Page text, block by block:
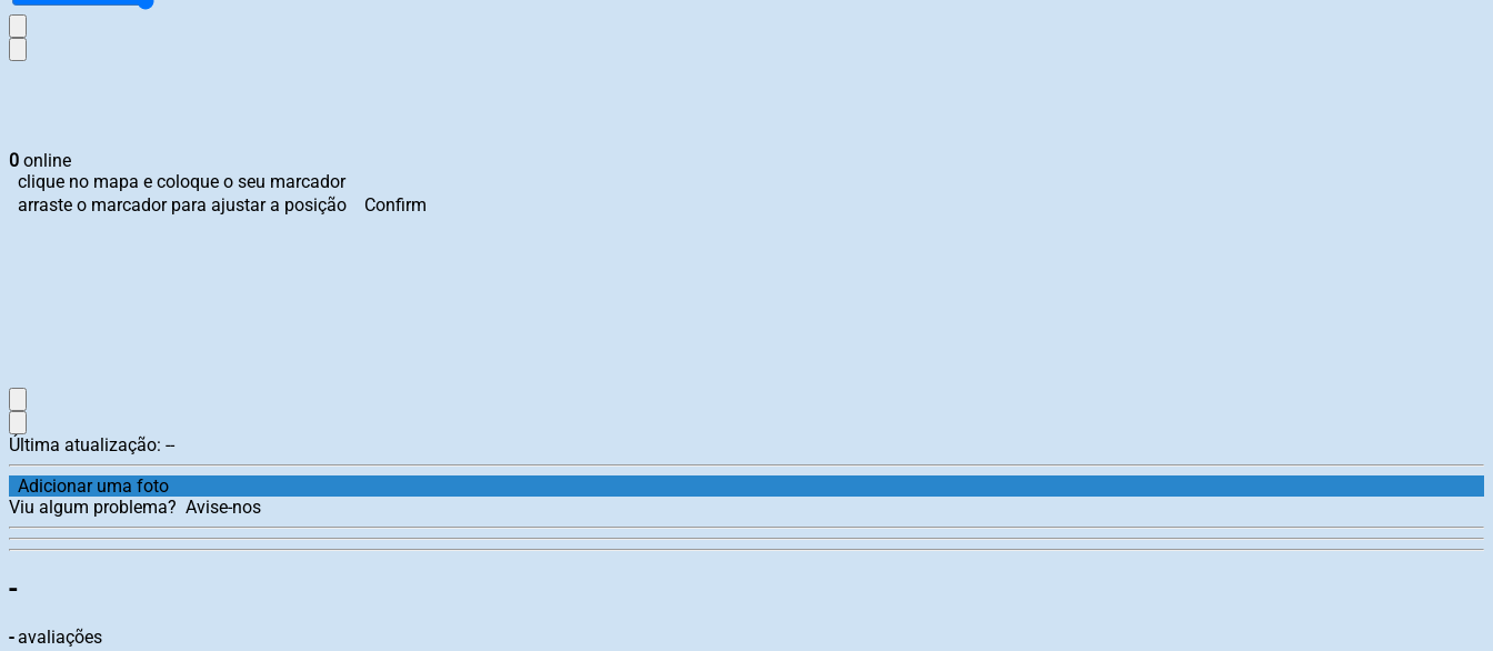
0 online
clique no mapa e coloque o seu marcador
arraste o marcador para ajustar a posição
Confirm
Última atualização: --
Adicionar uma foto
Viu algum problema? Avise-nos
-
-avaliações